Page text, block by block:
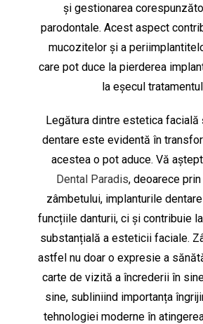
și gestionarea
parodontale. Acest aspect
mucozitelor și a
care pot duce la pierderea
la eșecul
Legătura dintre estetica facială
dentare este evidentă în
acestea o pot aduce. Vă
Dental Paradis, deoarece
zâmbetului, implanturile
funcțiile danturii, ci și contribuie
substanțială a esteticii faciale.
astfel nu doar o expresie a
carte de vizită a încrederii în
sine, subliniind importanța
tehnologiei moderne în